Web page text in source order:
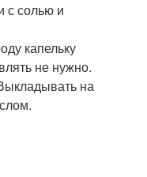
с солью и
капельку
не нужно.
на